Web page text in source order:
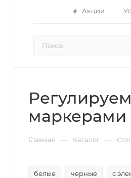
Акции
маркерами
Главная — Каталог —
белые черные с